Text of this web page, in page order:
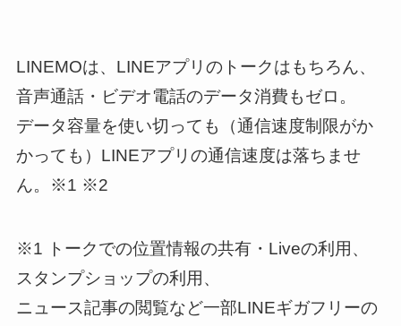
LINEMOは、LINEアプリのトークはもちろん、
音声通話・ビデオ電話のデータ消費もゼロ。
データ容量を使い切っても（通信速度制限がか
かっても）LINEアプリの通信速度は落ちませ
ん。※1 ※2
※1 トークでの位置情報の共有・Liveの利用、
スタンプショップの利用、
ニュース記事の閲覧など一部LINEギガフリーの